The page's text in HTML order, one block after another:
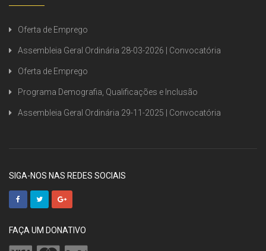
Oferta de Emprego
Assembleia Geral Ordinária 28-03-2026 | Convocatória
Oferta de Emprego
Programa Demografia, Qualificações e Inclusão
Assembleia Geral Ordinária 29-11-2025 | Convocatória
SIGA-NOS NAS REDES SOCIAIS
FAÇA UM DONATIVO